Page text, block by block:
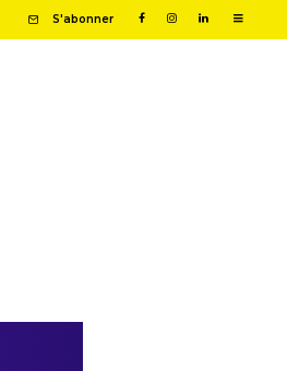
S'abonner